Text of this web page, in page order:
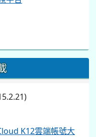
K12雲端帳號大